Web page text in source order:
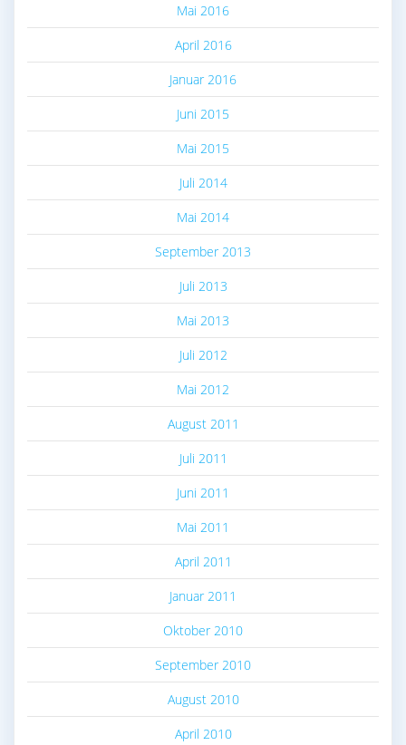
Mai 2016
April 2016
Januar 2016
Juni 2015
Mai 2015
Juli 2014
Mai 2014
September 2013
Juli 2013
Mai 2013
Juli 2012
Mai 2012
August 2011
Juli 2011
Juni 2011
Mai 2011
April 2011
Januar 2011
Oktober 2010
September 2010
August 2010
April 2010